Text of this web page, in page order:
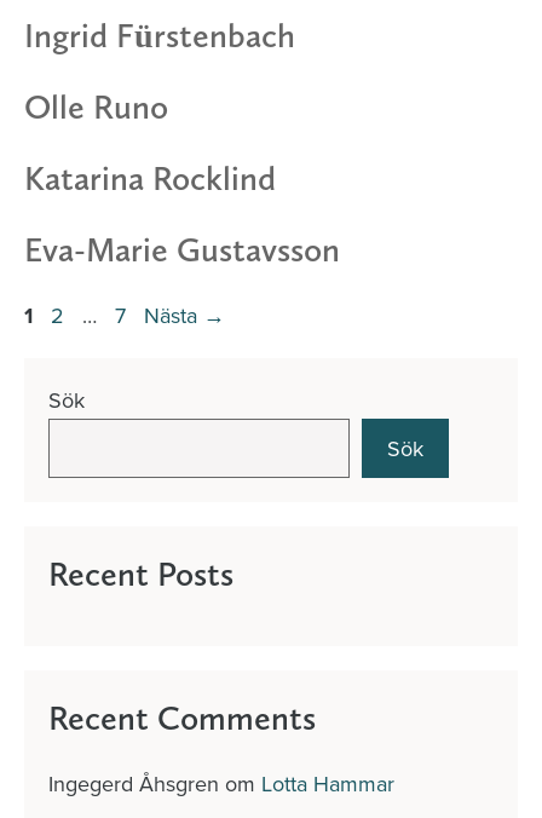
Ingrid Fürstenbach
Olle Runo
Katarina Rocklind
Eva-Marie Gustavsson
Sida
1 Sida
2 … Sida
7 Nästa →
Sök
Sök
Recent Posts
Recent Comments
Ingegerd Åhsgren om Lotta Hammar